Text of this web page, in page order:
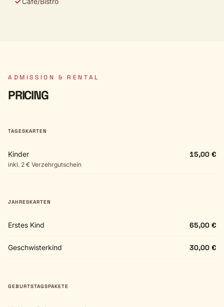
ADMISSION & RENTAL
PRICING
TAGESKARTEN
Kinder
inkl. 2 € Verzehrgutschein
15,00 €
JAHRESKARTEN
Erstes Kind 65,00 €
Geschwisterkind 30,00 €
GEBURTSTAGSPAKETE